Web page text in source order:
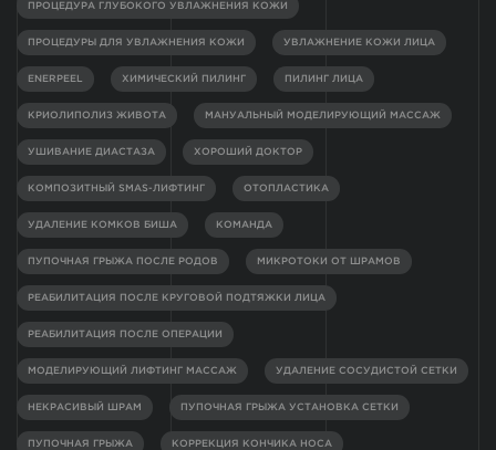
ПРОЦЕДУРА ГЛУБОКОГО УВЛАЖНЕНИЯ КОЖИ
ПРОЦЕДУРЫ ДЛЯ УВЛАЖНЕНИЯ КОЖИ УВЛАЖНЕНИЕ КОЖИ ЛИЦА
ENERPEEL ХИМИЧЕСКИЙ ПИЛИНГ ПИЛИНГ ЛИЦА
КРИОЛИПОЛИЗ ЖИВОТА МАНУАЛЬНЫЙ МОДЕЛИРУЮЩИЙ МАССАЖ
УШИВАНИЕ ДИАСТАЗА ХОРОШИЙ ДОКТОР
КОМПОЗИТНЫЙ SMAS-ЛИФТИНГ ОТОПЛАСТИКА
УДАЛЕНИЕ КОМКОВ БИША КОМАНДА
ПУПОЧНАЯ ГРЫЖА ПОСЛЕ РОДОВ МИКРОТОКИ ОТ ШРАМОВ
РЕАБИЛИТАЦИЯ ПОСЛЕ КРУГОВОЙ ПОДТЯЖКИ ЛИЦА
РЕАБИЛИТАЦИЯ ПОСЛЕ ОПЕРАЦИИ
МОДЕЛИРУЮЩИЙ ЛИФТИНГ МАССАЖ УДАЛЕНИЕ СОСУДИСТОЙ СЕТКИ
НЕКРАСИВЫЙ ШРАМ ПУПОЧНАЯ ГРЫЖА УСТАНОВКА СЕТКИ
ПУПОЧНАЯ ГРЫЖА КОРРЕКЦИЯ КОНЧИКА НОСА